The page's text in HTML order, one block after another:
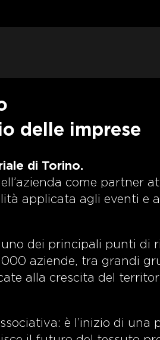
delle imprese
di Torino.
come partner
applicata agli eventi e
uno dei principali punti di
aziende, tra grandi
alla crescita del
è l’inizio di una